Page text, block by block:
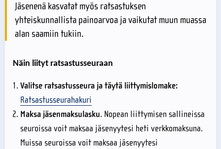
Jäsenenä kasvatat myös ratsastuksen
yhteiskunnallista painoarvoa ja vaikutat muun muassa
alan saamiin tukiin.
Näin liityt ratsastusseuraan
Valitse ratsastusseura ja täytä liittymislomake:
Ratsastusseurahakuri
Maksa jäsenmaksulasku. Nopean liittymisen sallineissa
seuroissa voit maksaa jäsenyytesi heti verkkomaksuna.
Muissa seuroissa voit maksaa jäsenyytesi